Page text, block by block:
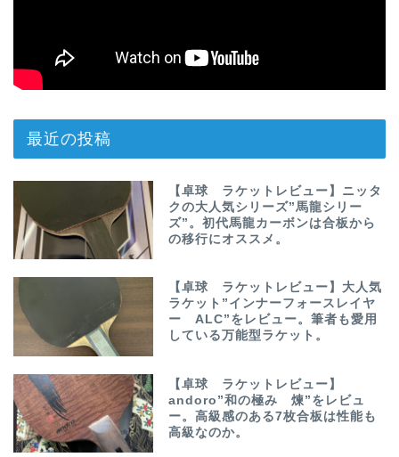
最近の投稿
【卓球 ラケットレビュー】ニッタ
クの大人気シリーズ”馬龍シリー
ズ”。初代馬龍カーボンは合板から
の移行にオススメ。
【卓球 ラケットレビュー】大人気
ラケット”インナーフォースレイヤ
ー ALC”をレビュー。筆者も愛用
している万能型ラケット。
【卓球 ラケットレビュー】
andoro”和の極み 煉”をレビュ
ー。高級感のある7枚合板は性能も
高級なのか。